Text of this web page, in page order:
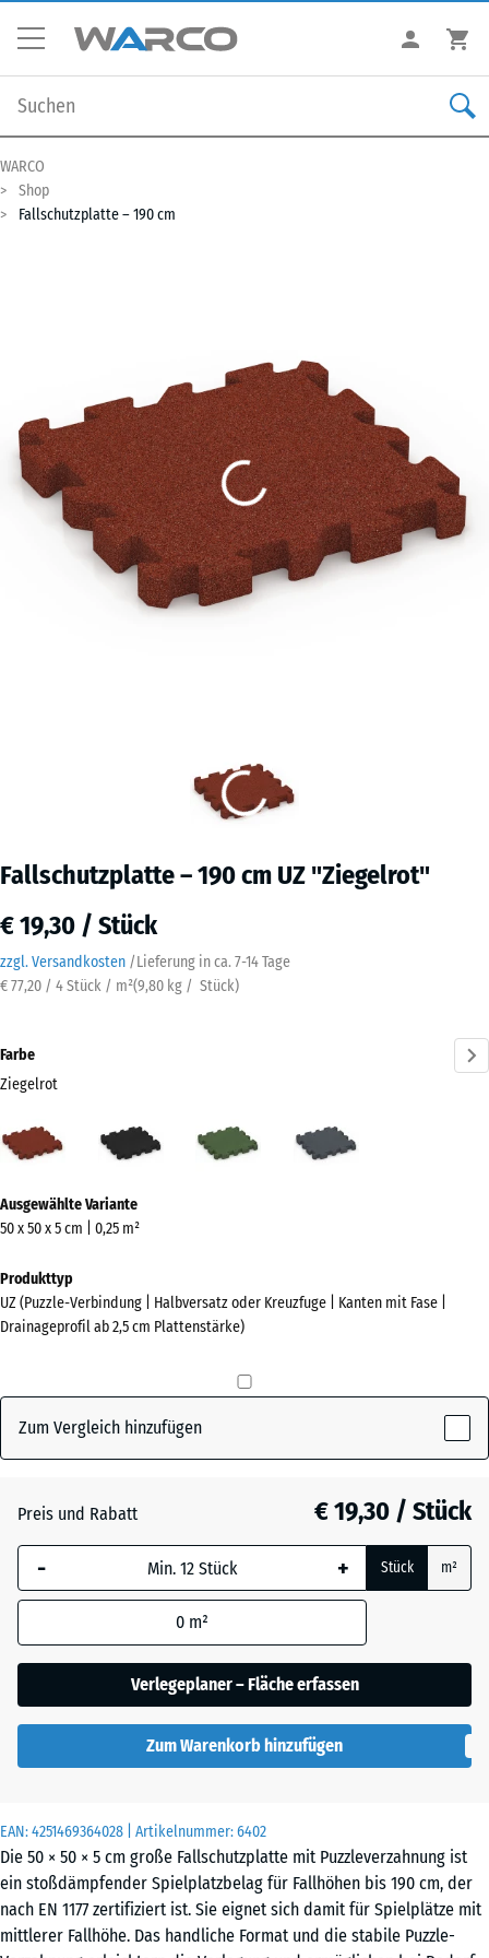
WARCO
Shop
Fallschutzplatte – 190 cm
Fallschutzplatte – 190 cm UZ "Ziegelrot"
€ 19,30 / Stück
zzgl. Versandkosten /Lieferung in ca. 7-14 Tage
€ 77,20 / 4 Stück / m²(9,80 kg / Stück)
EAN:4251469364028 | Artikelnummer:6402
Die 50 × 50 × 5 cm große Fallschutzplatte mit Puzzleverzahnung ist
ein stoßdämpfender Spielplatzbelag für Fallhöhen bis 190 cm, der
nach EN 1177 zertifiziert ist. Sie eignet sich damit für Spielplätze mit
mittlerer Fallhöhe. Das handliche Format und die stabile Puzzle-
Farbe
Ziegelrot
(active)
Informationen
zu
Farben?
Farbpalette
(active)
Grasgrün + € 0,60
Schiefergrau
Ausgewählte Variante
50 x 50 x 5 cm | 0,25 m²
Produkttyp
UZ (Puzzle-Verbindung | Halbversatz oder Kreuzfuge | Kanten mit Fase |
Drainageprofil ab 2,5 cm Plattenstärke)
Zum Vergleich hinzufügen
Preis und Rabatt € 19,30 / Stück
- + Stück m²
0 m²
Verlegeplaner – Fläche erfassen
Zum Warenkorb hinzufügen